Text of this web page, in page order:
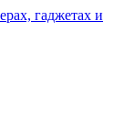
гаджетах и